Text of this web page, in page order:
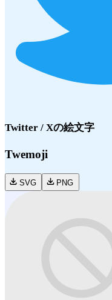
Twitter / Xの絵文字
Twemoji
SVG PNG